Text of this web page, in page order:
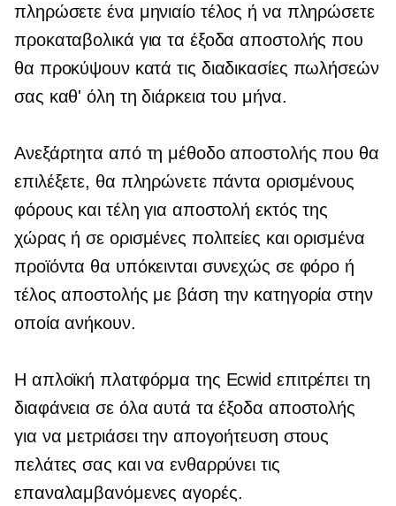
πληρώσετε ένα μηνιαίο τέλος ή να πληρώσετε
προκαταβολικά για τα έξοδα αποστολής που
θα προκύψουν κατά τις διαδικασίες πωλήσεών
σας καθ' όλη τη διάρκεια του μήνα.
Ανεξάρτητα από τη μέθοδο αποστολής που θα
επιλέξετε, θα πληρώνετε πάντα ορισμένους
φόρους και τέλη για αποστολή εκτός της
χώρας ή σε ορισμένες πολιτείες και ορισμένα
προϊόντα θα υπόκεινται συνεχώς σε φόρο ή
τέλος αποστολής με βάση την κατηγορία στην
οποία ανήκουν.
Η απλοϊκή πλατφόρμα της Ecwid επιτρέπει τη
διαφάνεια σε όλα αυτά τα έξοδα αποστολής
για να μετριάσει την απογοήτευση στους
πελάτες σας και να ενθαρρύνει τις
επαναλαμβανόμενες αγορές.